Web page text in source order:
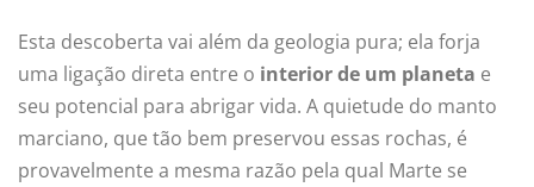
Esta descoberta vai além da geologia pura; ela forja
uma ligação direta entre o interior de um planeta e
seu potencial para abrigar vida. A quietude do manto
marciano, que tão bem preservou essas rochas, é
provavelmente a mesma razão pela qual Marte se